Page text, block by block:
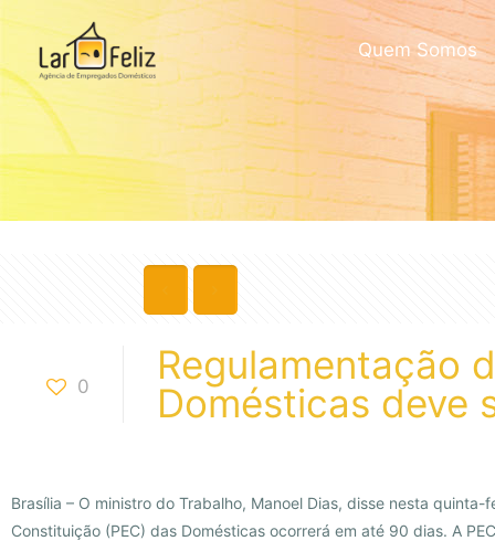
Quem Somos
0
Regulamentação
Domésticas deve
Brasília – O ministro do Trabalho, Manoel Dias, disse nesta
Constituição (PEC) das Domésticas ocorrerá em até 90 dias. A